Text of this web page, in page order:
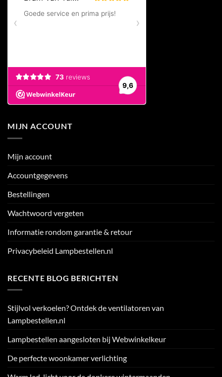
MIJN ACCOUNT
Mijn account
Accountgegevens
Bestellingen
Wachtwoord vergeten
Informatie rondom garantie & retour
Privacybeleid Lampbestellen.nl
RECENTE BLOG BERICHTEN
Stijlvol verkoelen? Ontdek de ventilatoren van
Lampbestellen.nl
Lampbestellen aangesloten bij Webwinkelkeur
De perfecte woonkamer verlichting